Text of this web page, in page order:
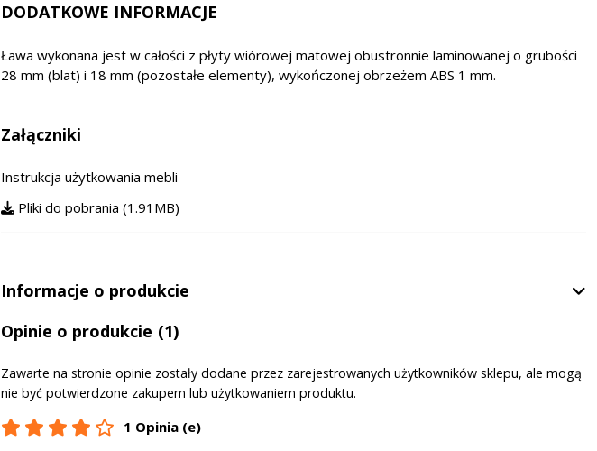
DODATKOWE INFORMACJE
Ława wykonana jest w całości z płyty wiórowej matowej obustronnie laminowanej o grubości
28 mm (blat) i 18 mm (pozostałe elementy), wykończonej obrzeżem ABS 1 mm.
Załączniki
Instrukcja użytkowania mebli
Pliki do pobrania (1.91MB)
Informacje o produkcie
Opinie o produkcie (1)
Zawarte na stronie opinie zostały dodane przez zarejestrowanych użytkowników sklepu, ale mogą
nie być potwierdzone zakupem lub użytkowaniem produktu.
1 Opinia (e)